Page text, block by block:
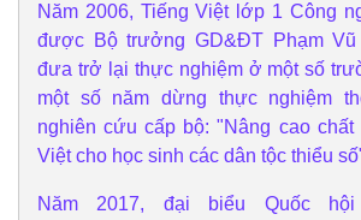
Năm 2006, Tiếng Việt lớp 1 Công
được Bộ trưởng GD&ĐT Phạm Vũ
đưa trở lại thực nghiệm ở một số
một số năm dừng thực nghiệm
nghiên cứu cấp bộ: "Nâng cao
Việt cho học sinh các dân tộc thiểu
Năm 2017, đại biểu Quốc